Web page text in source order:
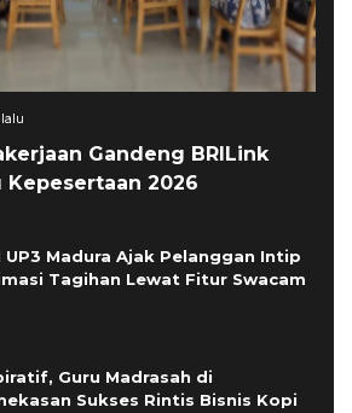
Gandeng BRILink
Kepesertaan 2026
UP3 Madura Ajak Pelanggan Intip
Tagihan Lewat Fitur Swacam
Guru Madrasah di
Sukses Rintis Bisnis Kopi